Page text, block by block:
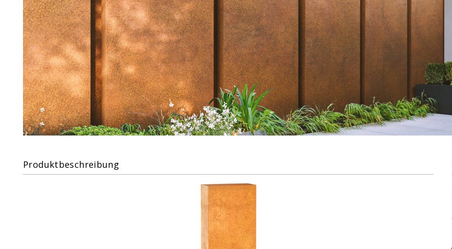
Produktbeschreibung